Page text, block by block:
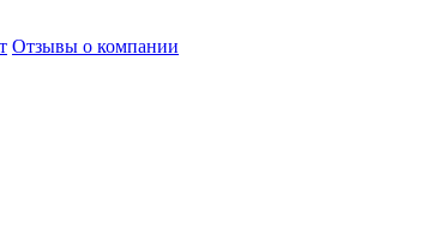
Отзывы о компании